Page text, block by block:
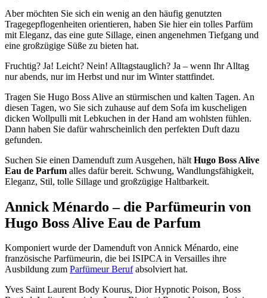
Aber möchten Sie sich ein wenig an den häufig genutzten
Tragegepflogenheiten orientieren, haben Sie hier ein tolles Parfüm
mit Eleganz, das eine gute Sillage, einen angenehmen Tiefgang und
eine großzügige Süße zu bieten hat.
Fruchtig? Ja! Leicht? Nein! Alltagstauglich? Ja – wenn Ihr Alltag
nur abends, nur im Herbst und nur im Winter stattfindet.
Tragen Sie Hugo Boss Alive an stürmischen und kalten Tagen. An
diesen Tagen, wo Sie sich zuhause auf dem Sofa im kuscheligen
dicken Wollpulli mit Lebkuchen in der Hand am wohlsten fühlen.
Dann haben Sie dafür wahrscheinlich den perfekten Duft dazu
gefunden.
Suchen Sie einen Damenduft zum Ausgehen, hält Hugo Boss Alive
Eau de Parfum alles dafür bereit. Schwung, Wandlungsfähigkeit,
Eleganz, Stil, tolle Sillage und großzügige Haltbarkeit.
Annick Ménardo – die Parfümeurin von
Hugo Boss Alive Eau de Parfum
Komponiert wurde der Damenduft von Annick Ménardo, eine
französische Parfümeurin, die bei ISIPCA in Versailles ihre
Ausbildung zum Parfümeur Berufabsolviert hat.
Yves Saint Laurent Body Kourus, Dior Hypnotic Poison, Boss